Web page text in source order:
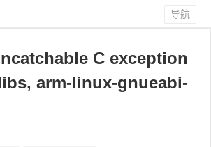
导航
C exception
arm-linux-gnueabi-